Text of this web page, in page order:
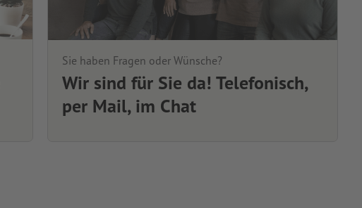
Sie haben Fragen oder Wünsche?
Wir sind für Sie da! Telefonisch,
per Mail, im Chat